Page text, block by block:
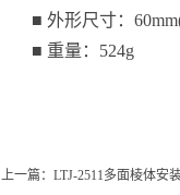
■ 外形尺寸：
■ 重量： 524g
上一篇： LTJ-2511多面棱体安